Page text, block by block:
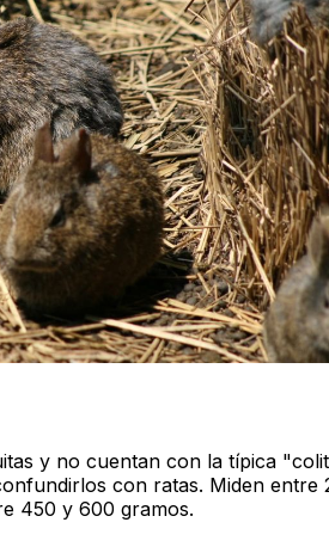
y no cuentan con la típica
con ratas. Miden entre
450 y 600 gramos.